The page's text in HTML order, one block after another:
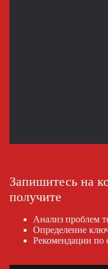
Запишитесь на
получите
Анализ проблем
Определение
Рекомендации по